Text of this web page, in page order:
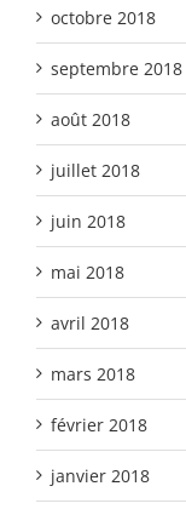
octobre 2018
septembre 2018
août 2018
juillet 2018
juin 2018
mai 2018
avril 2018
mars 2018
février 2018
janvier 2018